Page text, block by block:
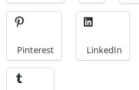
Pinterest LinkedIn